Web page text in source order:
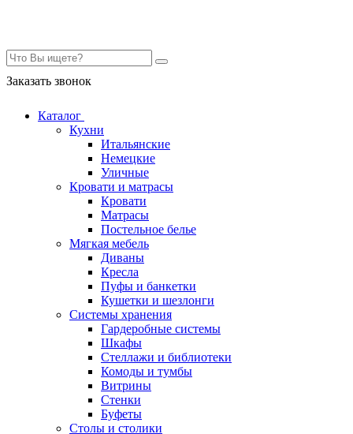
Заказать звонок
Каталог
Кухни
Итальянские
Немецкие
Уличные
Кровати и матрасы
Кровати
Матрасы
Постельное белье
Мягкая мебель
Диваны
Кресла
Пуфы и банкетки
Кушетки и шезлонги
Системы хранения
Гардеробные системы
Шкафы
Стеллажи и библиотеки
Комоды и тумбы
Витрины
Стенки
Буфеты
Столы и столики